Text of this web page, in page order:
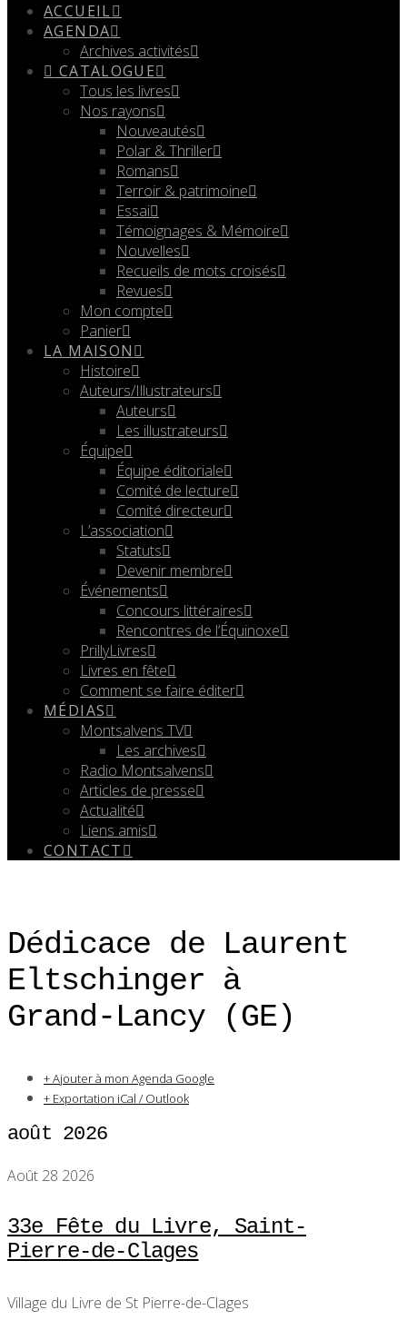
ACCUEIL
AGENDA
Archives activités
CATALOGUE
Tous les livres
Nos rayons
Nouveautés
Polar & Thriller
Romans
Terroir & patrimoine
Essai
Témoignages & Mémoire
Nouvelles
Recueils de mots croisés
Revues
Mon compte
Panier
LA MAISON
Histoire
Auteurs/Illustrateurs
Auteurs
Les illustrateurs
Équipe
Équipe éditoriale
Comité de lecture
Comité directeur
L’association
Statuts
Devenir membre
Événements
Concours littéraires
Rencontres de l’Équinoxe
PrillyLivres
Livres en fête
Comment se faire éditer
MÉDIAS
Montsalvens TV
Les archives
Radio Montsalvens
Articles de presse
Actualité
Liens amis
CONTACT
Dédicace de Laurent
Eltschinger à
Grand-Lancy (GE)
+ Ajouter à mon Agenda Google
+ Exportation iCal / Outlook
août 2026
Août 28 2026
33e Fête du Livre, Saint-
Pierre-de-Clages
Village du Livre de St Pierre-de-Clages